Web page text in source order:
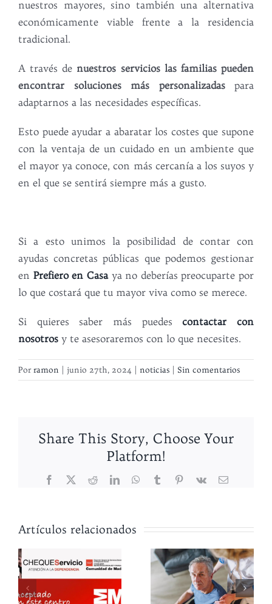
nuestros mayores, sino también una alternativa
económicamente viable frente a la residencia
tradicional.
A través de nuestros servicios las familias pueden
encontrar soluciones más personalizadaspara
adaptarnos a las necesidades específicas.
Esto puede ayudar a abaratar los costes que supone
con la ventaja de un cuidado en un ambiente que
el mayor ya conoce, con más cercanía a los suyos y
en el que se sentirá siempre más a gusto.
Si a esto unimos la posibilidad de contar con
ayudas concretas públicas que podemos gestionar
en Prefiero en Casaya no deberías preocuparte por
lo que costará que tu mayor viva como se merece.
Si quieres saber más puedescontactar con
nosotros y te asesoraremos con lo que necesites.
Porramon | junio 27th, 2024 | noticias | Sin comentarios
Share This Story, Choose Your
Platform!
Facebook
X RedditLinkedInWhatsApp
TumblrPinterest
Vk
Correo
Artículos relacionados
El síndrome
del cuidador
quemado:
cómo
Cuándo es
el momento
de contratar